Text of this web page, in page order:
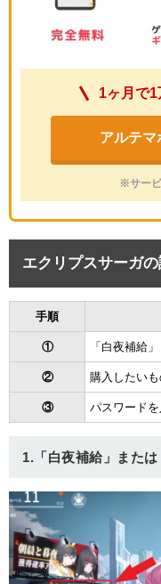
1ヶ月で
アルテマ
※サー
エクリプスサーガ
手順
① 「白夜補給
② 購入したい
③ パスワード
1.「白夜補給」また